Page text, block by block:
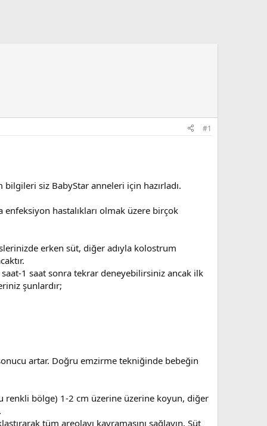
#1
bilgileri siz BabyStar anneleri için hazırladı.
hastalıkları olmak üzere birçok
erken süt, diğer adıyla kolostrum
1 saat sonra tekrar deneyebilirsiniz ancak ilk
şunlardır;
artar. Doğru emzirme tekniğinde bebeğin
renkli bölge) 1-2 cm üzerine üzerine koyun, diğer
tüm areolayı kavramasını sağlayın. Süt